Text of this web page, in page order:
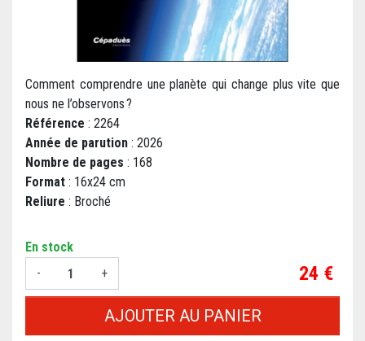
Comment comprendre une planète qui change plus vite que
nous ne l’observons ?
Référence : 2264
Année de parution : 2026
Nombre de pages : 168
Format : 16x24 cm
Reliure : Broché
En stock
-
+ Prix
24 €
AJOUTER AU PANIER